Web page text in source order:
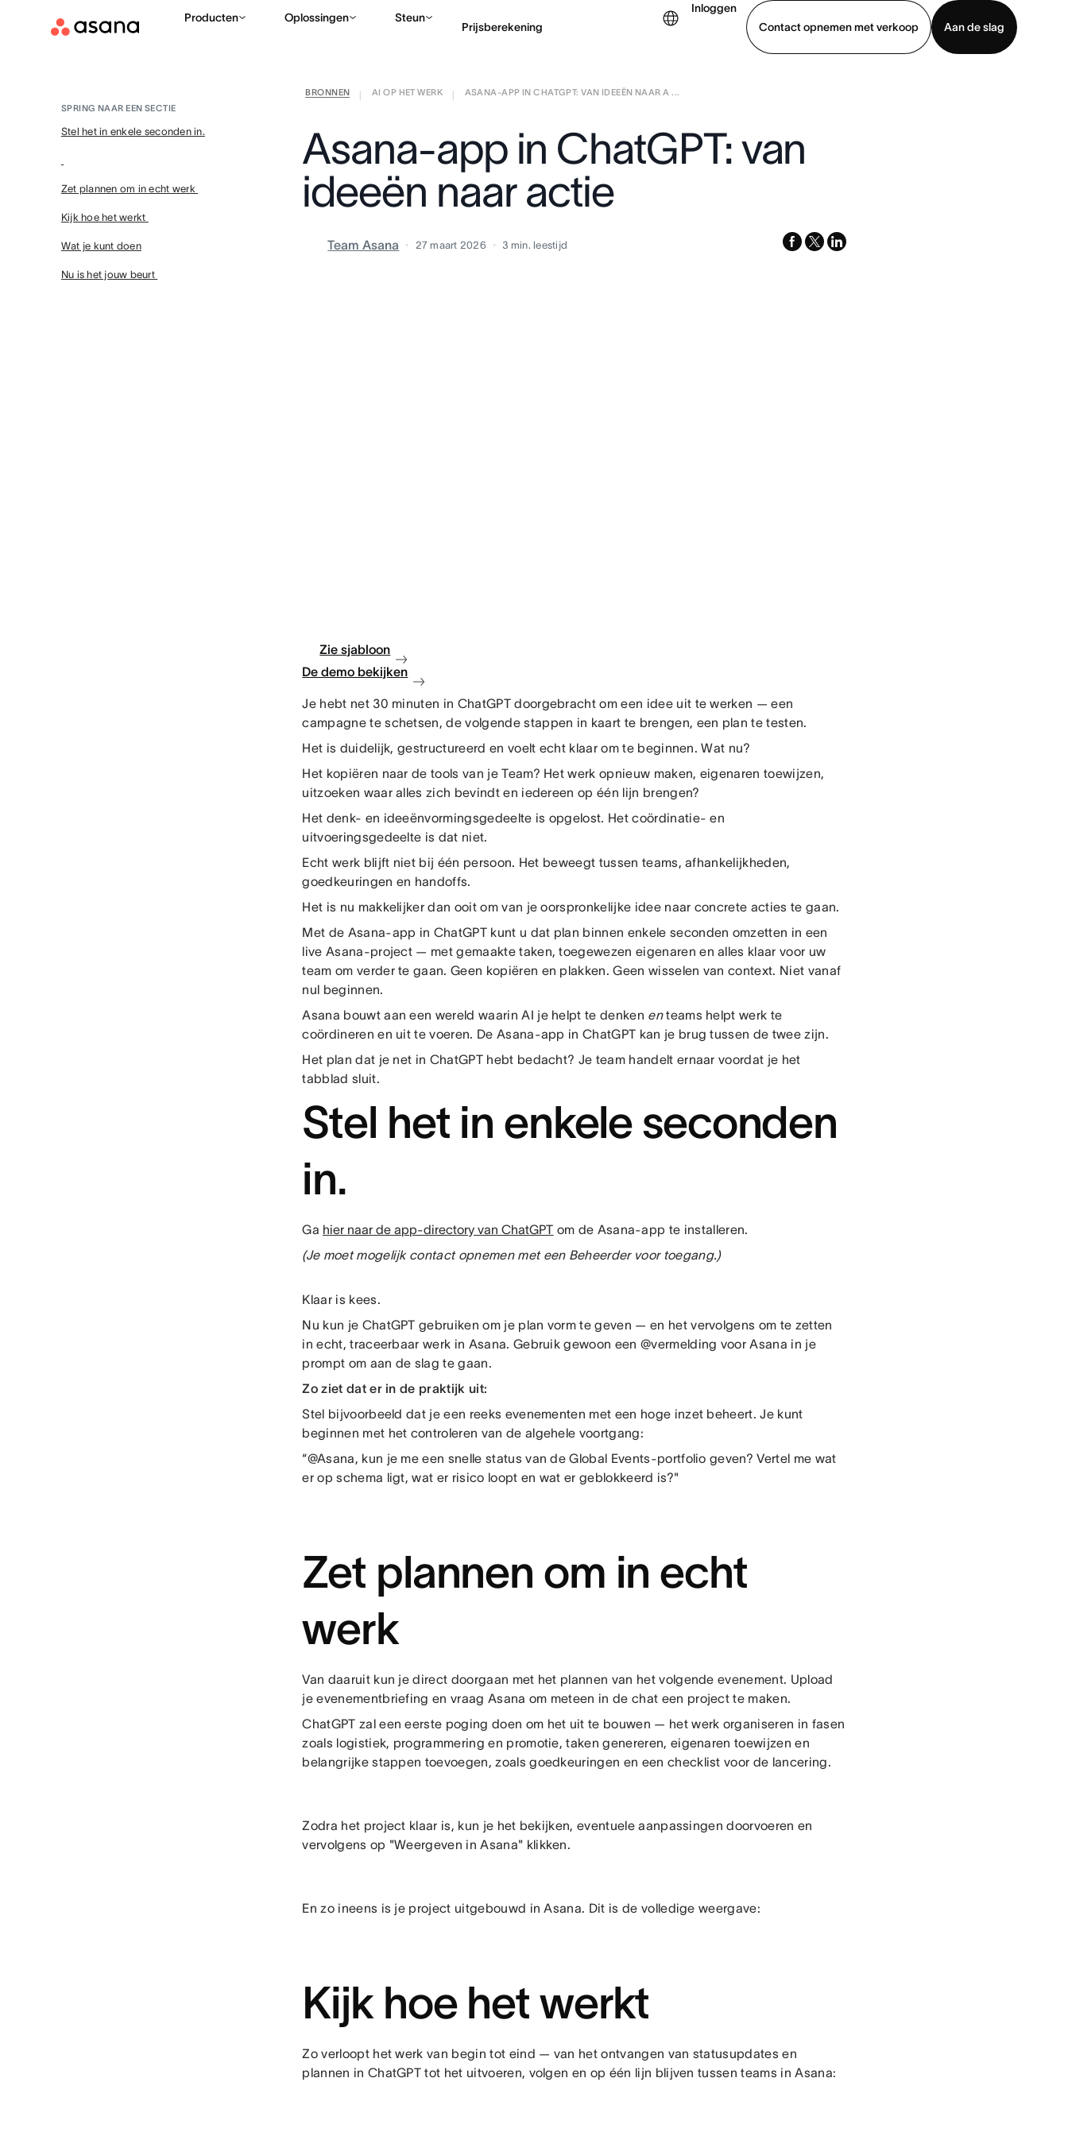
Producten Oplossingen Steun
Prijsberekening
Inloggen
Contact opnemen met verkoop
Aan de slag
Contact opnemen met verkoop
BRONNEN AI OP HET WERK ASANA-APP IN CHATGPT: VAN IDEEËN NAAR A ...
Asana-app in ChatGPT: van
ideeën naar actie
Team Asana 27 maart 2026 3 min. leestijd facebook
x-
linkedin
SPRING NAAR EEN SECTIE
Stel het in enkele seconden in.
Zet plannen om in echt werk
Kijk hoe het werkt
Wat je kunt doen
Nu is het jouw beurt
Zie sjabloon
De demo bekijken
Je hebt net 30 minuten in ChatGPT doorgebracht om een idee uit te werken — een
campagne te schetsen, de volgende stappen in kaart te brengen, een plan te testen.
Het is duidelijk, gestructureerd en voelt echt klaar om te beginnen. Wat nu?
Het kopiëren naar de tools van je Team? Het werk opnieuw maken, eigenaren toewijzen,
uitzoeken waar alles zich bevindt en iedereen op één lijn brengen?
Het denk- en ideeënvormingsgedeelte is opgelost. Het coördinatie- en
uitvoeringsgedeelte is dat niet.
Echt werk blijft niet bij één persoon. Het beweegt tussen teams, afhankelijkheden,
goedkeuringen en handoffs.
Het is nu makkelijker dan ooit om van je oorspronkelijke idee naar concrete acties te gaan.
Met de Asana-app in ChatGPT kunt u dat plan binnen enkele seconden omzetten in een
live Asana-project — met gemaakte taken, toegewezen eigenaren en alles klaar voor uw
team om verder te gaan. Geen kopiëren en plakken. Geen wisselen van context. Niet vanaf
nul beginnen.
Asana bouwt aan een wereld waarin AI je helpt te denken enteams helpt werk te
coördineren en uit te voeren. De Asana-app in ChatGPT kan je brug tussen de twee zijn.
Het plan dat je net in ChatGPT hebt bedacht? Je team handelt ernaar voordat je het
tabblad sluit.
Stel het in enkele seconden
in.
Ga hier naar de app-directory van ChatGPT om de Asana-app te installeren.
(Je moet mogelijk contact opnemen met een Beheerder voor toegang.)
Klaar is kees.
Nu kun je ChatGPT gebruiken om je plan vorm te geven — en het vervolgens om te zetten
in echt, traceerbaar werk in Asana. Gebruik gewoon een @vermelding voor Asana in je
prompt om aan de slag te gaan.
Zo ziet dat er in de praktijk uit:
Stel bijvoorbeeld dat je een reeks evenementen met een hoge inzet beheert. Je kunt
beginnen met het controleren van de algehele voortgang:
“@Asana, kun je me een snelle status van de Global Events-portfolio geven? Vertel me wat
er op schema ligt, wat er risico loopt en wat er geblokkeerd is?"
Zet plannen om in echt
werk
Van daaruit kun je direct doorgaan met het plannen van het volgende evenement. Upload
je evenementbriefing en vraag Asana om meteen in de chat een project te maken.
ChatGPT zal een eerste poging doen om het uit te bouwen — het werk organiseren in fasen
zoals logistiek, programmering en promotie, taken genereren, eigenaren toewijzen en
belangrijke stappen toevoegen, zoals goedkeuringen en een checklist voor de lancering.
Zodra het project klaar is, kun je het bekijken, eventuele aanpassingen doorvoeren en
vervolgens op "Weergeven in Asana" klikken.
En zo ineens is je project uitgebouwd in Asana. Dit is de volledige weergave:
Kijk hoe het werkt
Zo verloopt het werk van begin tot eind — van het ontvangen van statusupdates en
plannen in ChatGPT tot het uitvoeren, volgen en op één lijn blijven tussen teams in Asana: